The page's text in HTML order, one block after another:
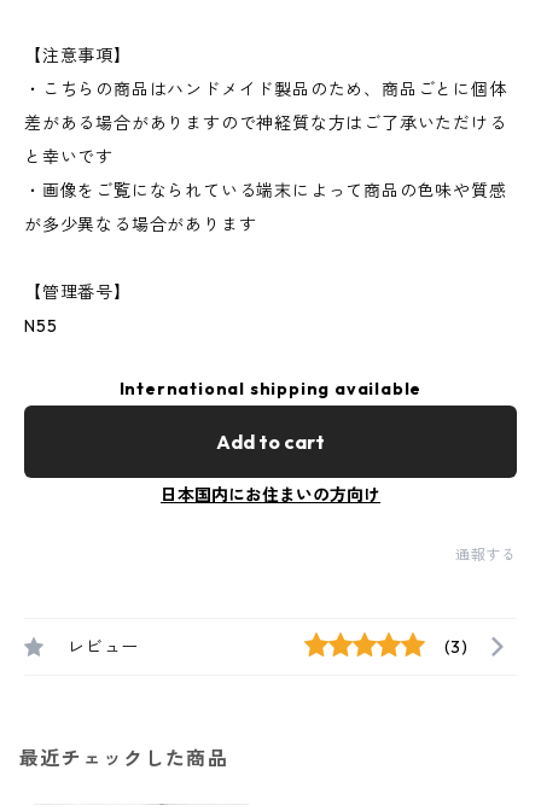
【注意事項】
・こちらの商品はハンドメイド製品のため、商品ごとに個体
差がある場合がありますので神経質な方はご了承いただける
と幸いです
・画像をご覧になられている端末によって商品の色味や質感
が多少異なる場合があります
【管理番号】
N55
International shipping available
Add to cart
日本国内にお住まいの方向け
通報する
レビュー (3)
最近チェックした商品